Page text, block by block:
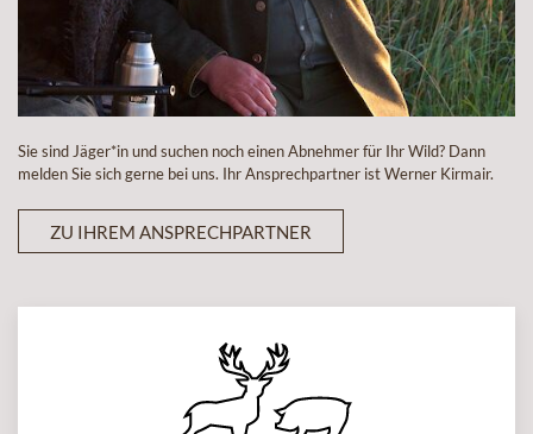
Sie sind Jäger*in und suchen noch einen Abnehmer für Ihr Wild? Dann
melden Sie sich gerne bei uns. Ihr Ansprechpartner ist Werner Kirmair.
ZU IHREM ANSPRECHPARTNER